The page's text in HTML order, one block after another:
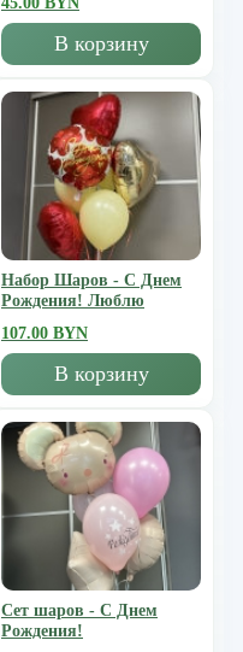
В корзину
Набор Шаров - С Днем
Рождения! Люблю
107.00 BYN
В корзину
Сет шаров - С Днем
Рождения!